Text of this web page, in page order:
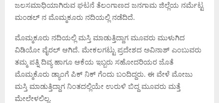
ಜಲಸಮಾಧಿಯಾಗಿರುವ ಘಟನೆ ತೆಲಂಗಾಣದ ಜನಗಾಮ ಜಿಲ್ಲೆಯ ನರ್ಮೆಟ್ಟ
ಮಂಡಲ್ ನ ಮೊಮ್ಮಕೂರು ನದಿಯಲ್ಲಿ ನಡೆದಿದೆ.
ಮೊಮ್ಮಕೂರು ನದಿಯಲ್ಲಿ ಮಸ್ತಿ ಮಾಡುತ್ತಿದ್ದಾಗ ಮೂವರು ಮುಳುಗಿದ
ವಿಡಿಯೋ ವೈರಲ್ ಆಗಿದೆ. ಮೇಕಲಗಟ್ಟು ಪ್ರದೇಶದ ಅವಿನಾಶ್ ಎಂಬುವರು
ತಮ್ಮ ಪತ್ನಿ ದಿವ್ಯ ಹಾಗೂ ಆಕೆಯ ಇಬ್ಬರು ಸಹೋದರಿಯರ ಜೊತೆ
ಮೊಮ್ಮಕೊರು ಡ್ಯಾಂಗೆ ಪಿಕ್ ನಿಕ್ ಗೆಂದು ಬಂದಿದ್ದರು. ಈ ವೇಳೆ ಮೋಜು
ಮಸ್ತಿ ಮಾಡುತ್ತಿದ್ದಾಗ ನಿಂತದಲ್ಲಿಯೇ ಉರುಳಿ ಬಿದ್ದ ಮೂವರು ಮತ್ತೆ
ಮೇಲೇಳಲಿಲ್ಲ.